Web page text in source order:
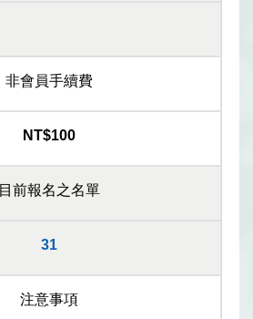
非會員手續費
NT$100
目前報名之名單
31
注意事項